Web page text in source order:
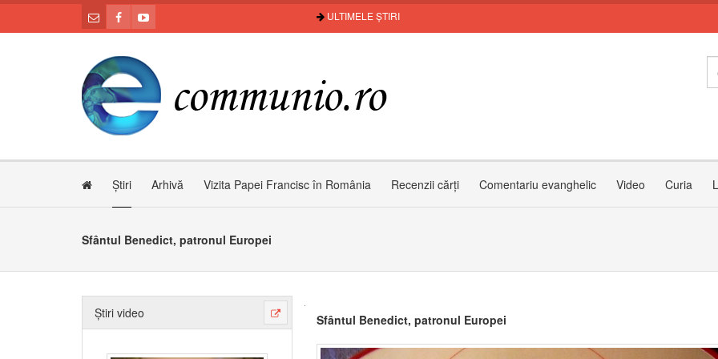
ULTIMELE ȘTIRI
Știri Arhivă Vizita Papei Francisc în România Recenzii cărți Comentariu evanghelic Video Curia
Sfântul Benedict, patronul Europei
Știri video Sfântul Benedict, patronul Europei